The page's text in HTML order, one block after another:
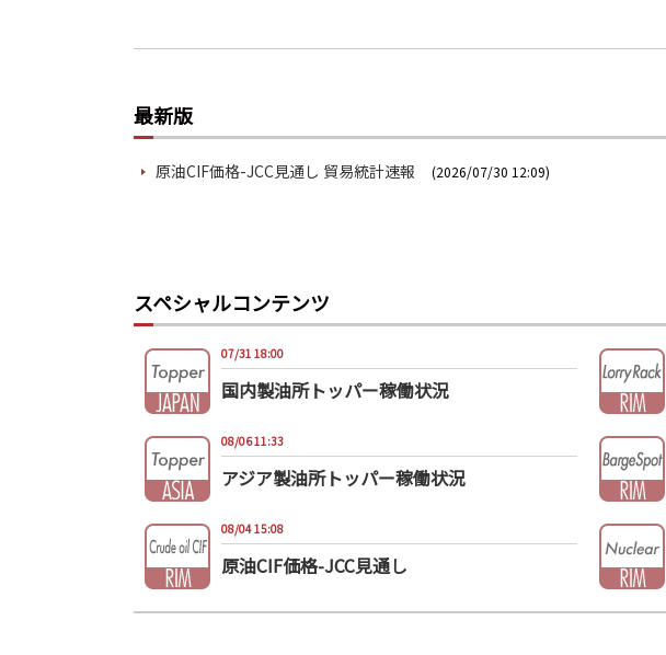
最新版
原油CIF価格-JCC見通し 貿易統計速報 (2026/07/30 12:09)
スペシャルコンテンツ
07/31 18:00
国内製油所トッパー稼働状況
08/06 11:33
アジア製油所トッパー稼働状況
08/04 15:08
原油CIF価格-JCC見通し